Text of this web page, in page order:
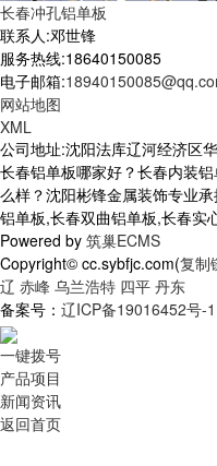
长春冲孔铝单板
联系人:邓世锋
服务热线:18640150085
电子邮箱:
网站地图
XML
公司地址:沈阳法库辽河经济区
长春铝单板哪家好？长春内装
么样？沈阳彬锋金属装饰专业
铝单板,长春双曲铝单板,长春实
Powered by 筑巢ECMS
Copyright© cc.sybfjc.com(复制
辽 赤峰 乌兰浩特 四平 丹东
备案号： 辽ICP备19016452号-1
一键拨号
产品项目
新闻资讯
返回首页